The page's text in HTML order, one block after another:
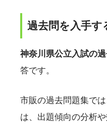
過去問を入手す
神奈川県公立入試の過
答です。
市販の過去問題集で
は、出題傾向の分析